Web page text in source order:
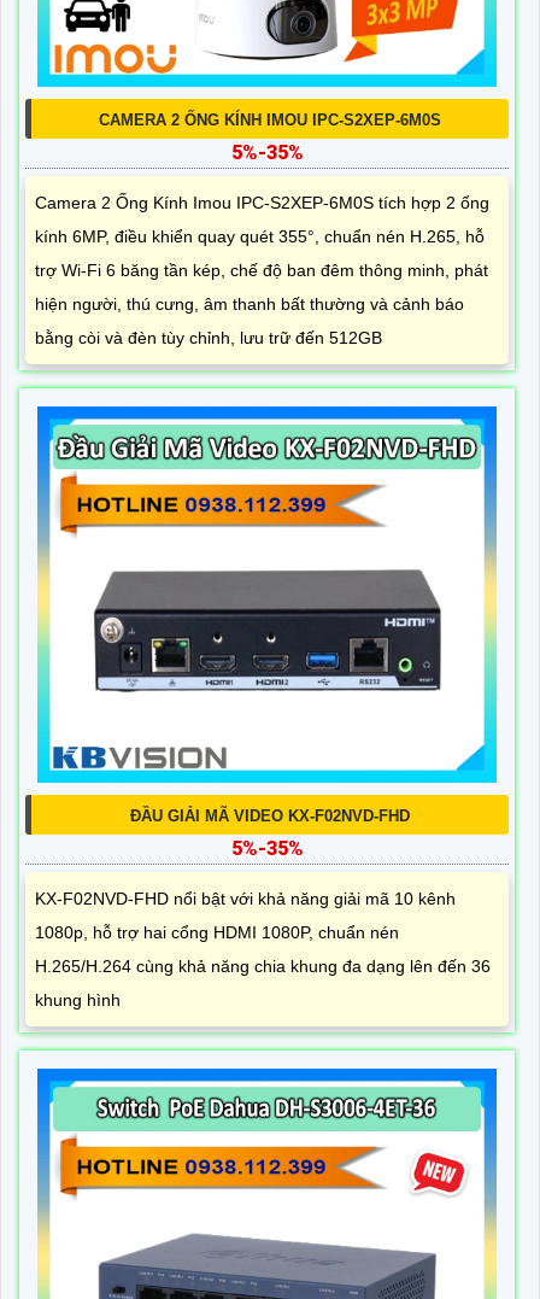
CAMERA 2 ỐNG KÍNH IMOU IPC-S2XEP-6M0S
5%-35%
Camera 2 Ống Kính Imou IPC-S2XEP-6M0S tích hợp 2 ống
kính 6MP, điều khiển quay quét 355°, chuẩn nén H.265, hỗ
trợ Wi-Fi 6 băng tần kép, chế độ ban đêm thông minh, phát
hiện người, thú cưng, âm thanh bất thường và cảnh báo
bằng còi và đèn tùy chỉnh, lưu trữ đến 512GB
ĐẦU GIẢI MÃ VIDEO KX-F02NVD-FHD
5%-35%
KX-F02NVD-FHD nổi bật với khả năng giải mã 10 kênh
1080p, hỗ trợ hai cổng HDMI 1080P, chuẩn nén
H.265/H.264 cùng khả năng chia khung đa dạng lên đến 36
khung hình